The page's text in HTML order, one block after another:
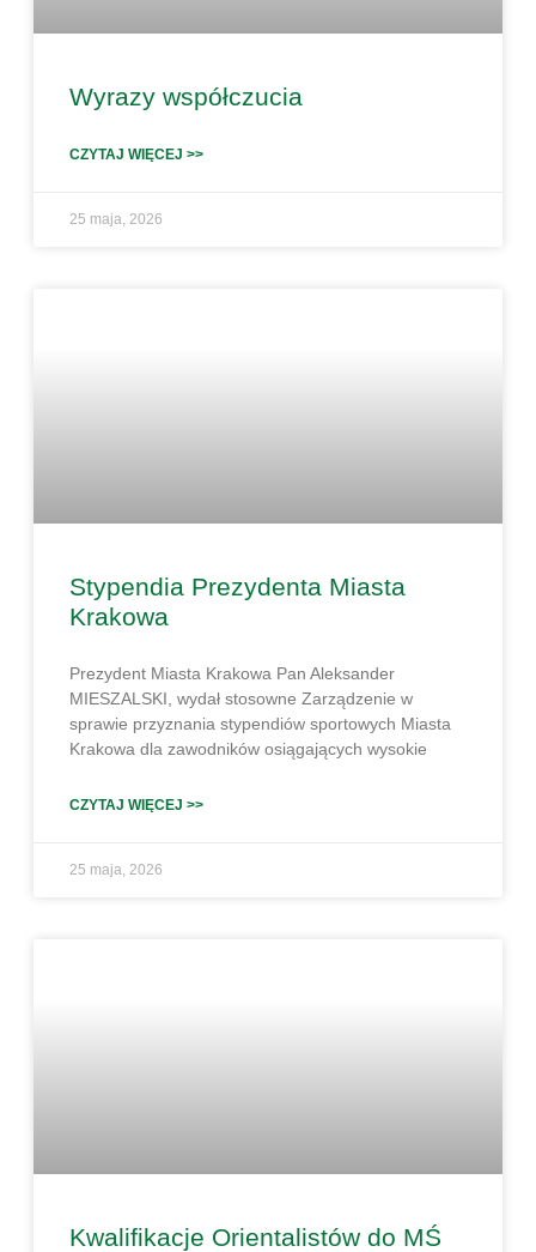
Wyrazy współczucia
CZYTAJ WIĘCEJ >>
25 maja, 2026
Stypendia Prezydenta Miasta
Krakowa
Prezydent Miasta Krakowa Pan Aleksander
MIESZALSKI, wydał stosowne Zarządzenie w
sprawie przyznania stypendiów sportowych Miasta
Krakowa dla zawodników osiągających wysokie
CZYTAJ WIĘCEJ >>
25 maja, 2026
Kwalifikacje Orientalistów do MŚ